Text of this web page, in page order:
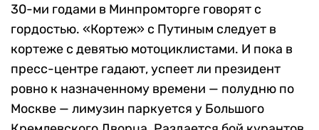
30-ми годами в Минпромторге говорят с
гордостью. «Кортеж» с Путиным следует в
кортеже с девятью мотоциклистами. И пока в
пресс-центре гадают, успеет ли президент
ровно к назначенному времени — полудню по
Москве — лимузин паркуется у Большого